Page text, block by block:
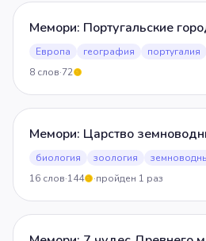
Мемори: Португальские
Европа
география
португалия
8 слов·72
Мемори: Царство
биология
зоология
16 слов·144 ·пройден 1 раз